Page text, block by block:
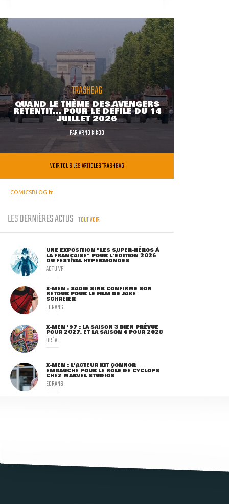
TRASHBAG
QUAND LE THÈME DES AVENGERS
RETENTIT... POUR LE DÉFILÉ DU 14
JUILLET 2026
PARARNO KIKOO
VOIR TOUS LES ARTICLES TRASHBAG
COMICSBLOG.fr
LES DERNIÈRES ACTUS TOUT VOIR
UNE EXPOSITION "LES SUPER-HÉROS À
LA FRANÇAISE" POUR L'ÉDITION 2026
DU FESTIVAL HYPERMONDES
ACTU VF
X-MEN : SADIE SINK CONFIRME SON
RETOUR POUR LE FILM DE JAKE
SCHREIER
ECRANS
X-MEN '97 : LA SAISON 3 BIEN PRÉVUE
POUR 2027, ET LA SAISON 4 POUR 2028
BRÈVE
X-MEN : L'ACTEUR KIT CONNOR
EMBAUCHÉ POUR LE RÔLE DE CYCLOPS
CHEZ MARVEL STUDIOS
ECRANS